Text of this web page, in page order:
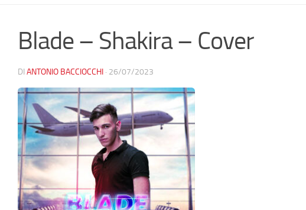
Blade – Shakira – Cover
DI ANTONIO BACCIOCCHI · 26/07/2023